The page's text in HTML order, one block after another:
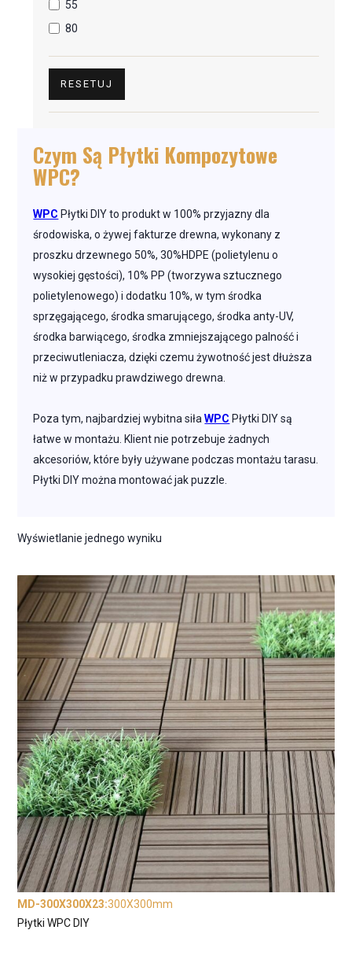
55
80
RESETUJ
Czym Są Płytki Kompozytowe
WPC?
WPC Płytki DIY to produkt w 100% przyjazny dla
środowiska, o żywej fakturze drewna, wykonany z
proszku drzewnego 50%, 30%HDPE (polietylenu o
wysokiej gęstości), 10% PP (tworzywa sztucznego
polietylenowego) i dodatku 10%, w tym środka
sprzęgającego, środka smarującego, środka anty-UV,
środka barwiącego, środka zmniejszającego palność i
przeciwutleniacza, dzięki czemu żywotność jest dłuższa
niż w przypadku prawdziwego drewna.
Poza tym, najbardziej wybitna siłaWPC Płytki DIY są
łatwe w montażu. Klient nie potrzebuje żadnych
akcesoriów, które były używane podczas montażu tarasu.
Płytki DIY można montować jak puzzle.
Wyświetlanie jednego wyniku
MD-300X300X23:300X300mm
Płytki WPC DIY